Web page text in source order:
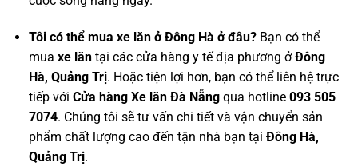
Tôi có thể mua xe lăn ở Đông Hà ở đâu?Bạn có thể
mua xe lăntại các cửa hàng y tế địa phương ởĐông
Hà, Quảng Trị. Hoặc tiện lợi hơn, bạn có thể liên hệ trực
tiếp với Cửa hàng Xe lăn Đà Nẵngqua hotline 093 505
7074. Chúng tôi sẽ tư vấn chi tiết và vận chuyển sản
phẩm chất lượng cao đến tận nhà bạn tại Đông Hà,
Quảng Trị.